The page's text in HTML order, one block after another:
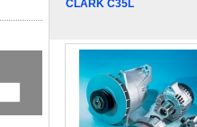
CLARK C35L